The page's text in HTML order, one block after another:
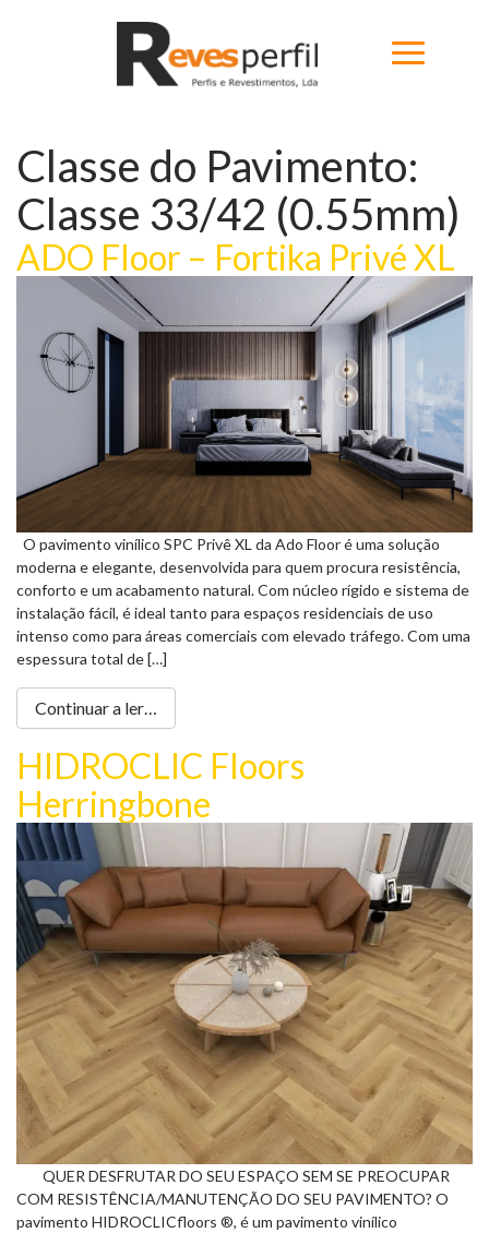
Home
Produtos
Novidades
Portfólio
Sobre
Contactos
Loja Online
Classe do Pavimento:
Classe 33/42 (0.55mm)
ADO Floor – Fortika Privé XL
O pavimento vinílico SPC Privê XL da Ado Floor é uma solução
moderna e elegante, desenvolvida para quem procura resistência,
conforto e um acabamento natural. Com núcleo rígido e sistema de
instalação fácil, é ideal tanto para espaços residenciais de uso
intenso como para áreas comerciais com elevado tráfego. Com uma
espessura total de […]
Continuar a ler…
HIDROCLIC Floors
Herringbone
QUER DESFRUTAR DO SEU ESPAÇO SEM SE PREOCUPAR
COM RESISTÊNCIA/MANUTENÇÃO DO SEU PAVIMENTO? O
pavimento HIDROCLICfloors ®, é um pavimento vinílico